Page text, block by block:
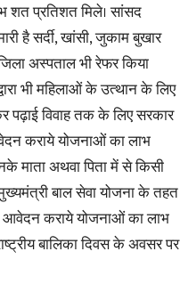
शत प्रतिशत मिले। सांसद
है सर्दी, खांसी, जुकाम बुखार
अस्पताल भी रेफर किया
भी महिलाओं के उत्थान के लिए
विवाह तक के लिए सरकार
कराये योजनाओं का लाभ
माता अथवा पिता में से किसी
बाल सेवा योजना के तहत
आवेदन कराये योजनाओं का लाभ
बालिका दिवस के अवसर पर